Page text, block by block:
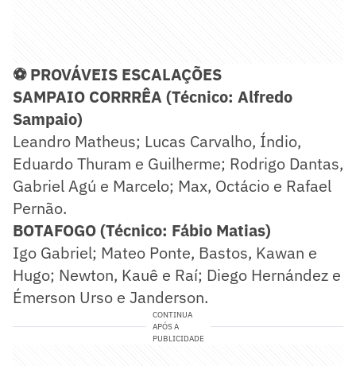
⚽ PROVÁVEIS ESCALAÇÕES
SAMPAIO CORRRÊA (Técnico: Alfredo
Sampaio)
Leandro Matheus; Lucas Carvalho, Índio,
Eduardo Thuram e Guilherme; Rodrigo Dantas,
Gabriel Agú e Marcelo; Max, Octácio e Rafael
Pernão.
BOTAFOGO (Técnico: Fábio Matias)
Igo Gabriel; Mateo Ponte, Bastos, Kawan e
Hugo; Newton, Kauê e Raí; Diego Hernández e
Émerson Urso e Janderson.
CONTINUA
APÓS A
PUBLICIDADE